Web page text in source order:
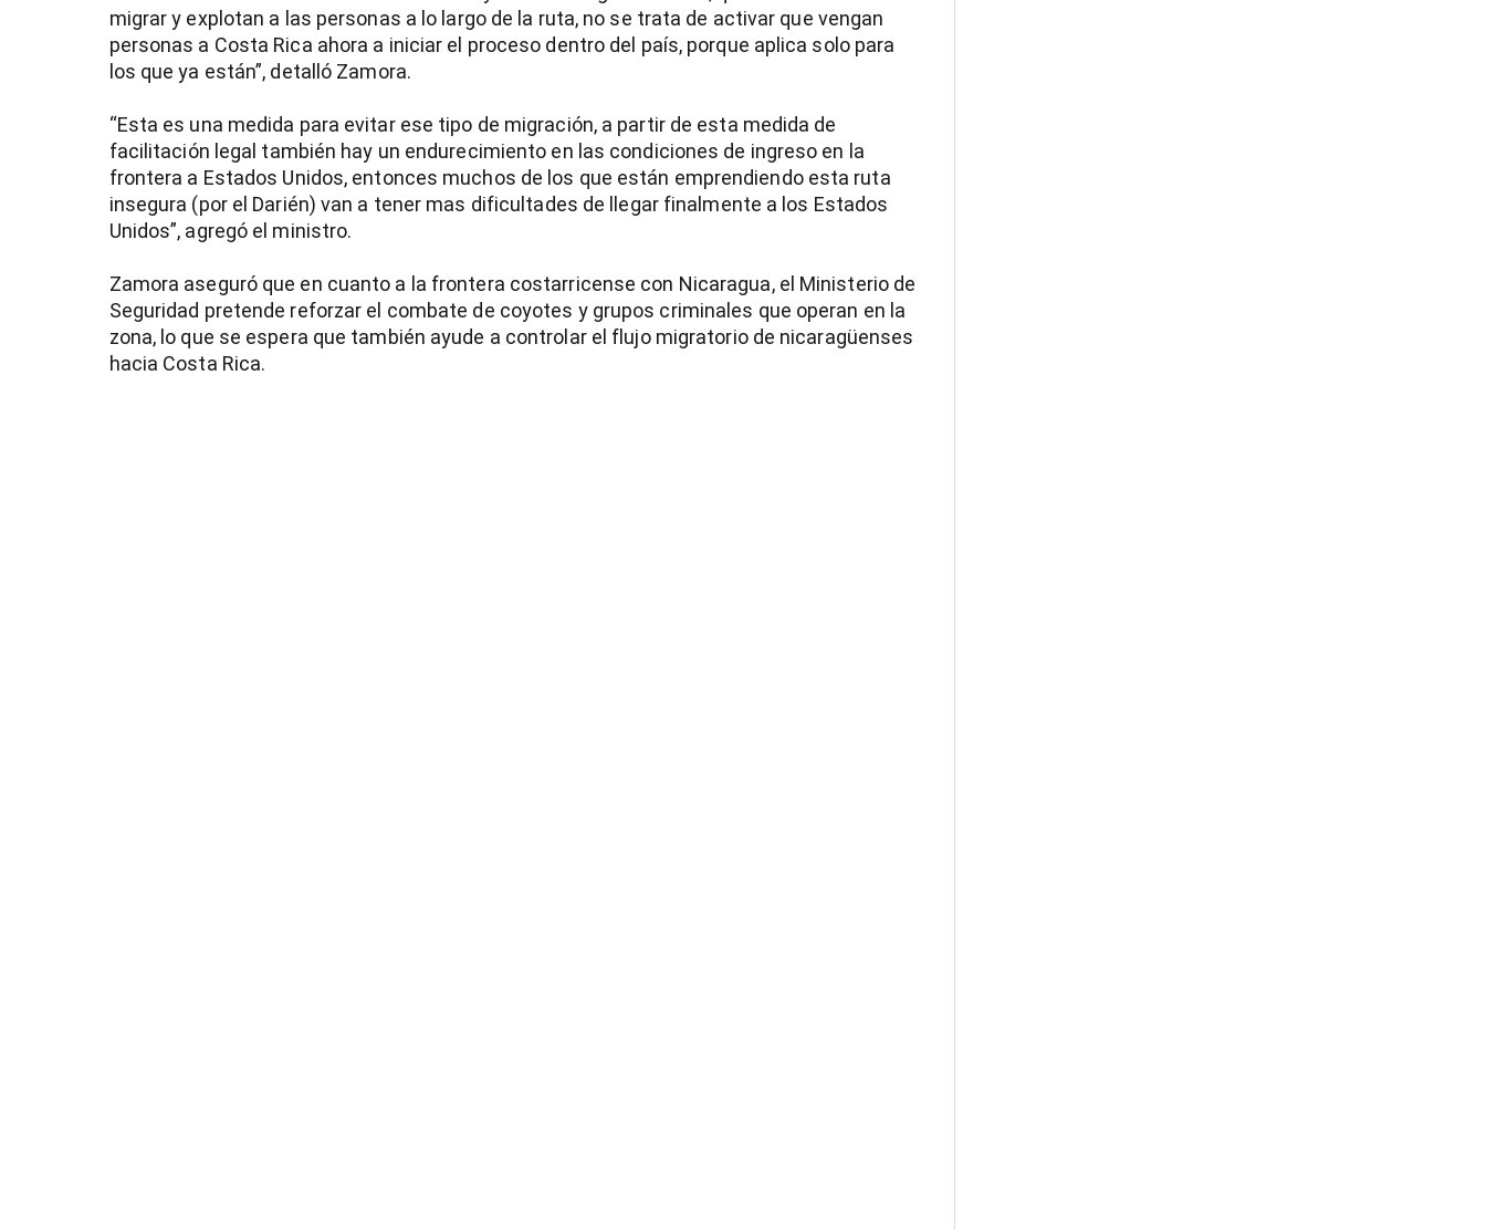
migrar y explotan a las personas a lo largo de la ruta, no se trata de activar que vengan
personas a Costa Rica ahora a iniciar el proceso dentro del país, porque aplica solo para
los que ya están”, detalló Zamora.
“Esta es una medida para evitar ese tipo de migración, a partir de esta medida de
facilitación legal también hay un endurecimiento en las condiciones de ingreso en la
frontera a Estados Unidos, entonces muchos de los que están emprendiendo esta ruta
insegura (por el Darién) van a tener mas dificultades de llegar finalmente a los Estados
Unidos”, agregó el ministro.
Zamora aseguró que en cuanto a la frontera costarricense con Nicaragua, el Ministerio de
Seguridad pretende reforzar el combate de coyotes y grupos criminales que operan en la
zona, lo que se espera que también ayude a controlar el flujo migratorio de nicaragüenses
hacia Costa Rica.